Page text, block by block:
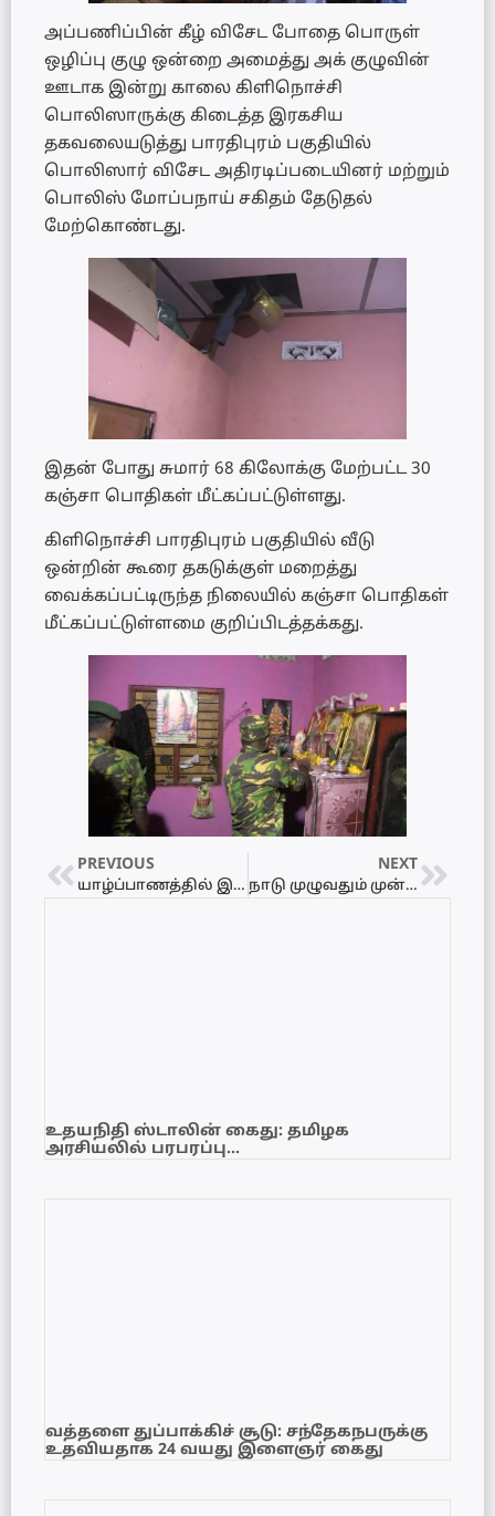
அப்பணிப்பின் கீழ் விசேட போதை பொருள்
ஒழிப்பு குழு ஒன்றை அமைத்து அக் குழுவின்
ஊடாக இன்று காலை கிளிநொச்சி
பொலிஸாருக்கு கிடைத்த இரகசிய
தகவலையடுத்து பாரதிபுரம் பகுதியில்
பொலிஸார் விசேட அதிரடிப்படையினர் மற்றும்
பொலிஸ் மோப்பநாய் சகிதம் தேடுதல்
மேற்கொண்டது.
இதன் போது சுமார் 68 கிலோக்கு மேற்பட்ட 30
கஞ்சா பொதிகள் மீட்கப்பட்டுள்ளது.
கிளிநொச்சி பாரதிபுரம் பகுதியில் வீடு
ஒன்றின் கூரை தகடுக்குள் மறைத்து
வைக்கப்பட்டிருந்த நிலையில் கஞ்சா பொதிகள்
மீட்கப்பட்டுள்ளமை குறிப்பிடத்தக்கது.
PREVIOUS
யாழ்ப்பாணத்தில் இளம் குடும்பஸ்தர் தவறான முடிவெடுத்து உயிர்மாய்ப்பு!
NEXT
நாடு முழுவதும் முன்னெடுக்கப்படவுள்ள விசேட வேலைத்திட்டம்
உதயநிதி ஸ்டாலின் கைது: தமிழக
அரசியலில் பரபரப்பு…
வத்தளை துப்பாக்கிச் சூடு: சந்தேகநபருக்கு
உதவியதாக 24 வயது இளைஞர் கைது